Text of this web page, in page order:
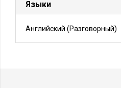
Языки
Английский (Разговорный)